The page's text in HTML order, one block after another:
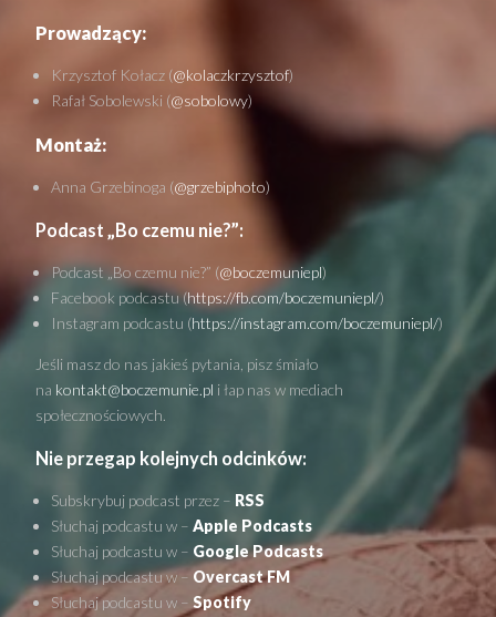
Prowadzący:
Krzysztof Kołacz (@kolaczkrzysztof)
Rafał Sobolewski (@sobolowy)
Montaż:
Anna Grzebinoga (@grzebiphoto)
Podcast „Bo czemu nie?”:
Podcast „Bo czemu nie?” (@boczemuniepl)
Facebook podcastu (https://fb.com/boczemuniepl/)
Instagram podcastu (https://instagram.com/boczemuniepl/)
Jeśli masz do nas jakieś pytania, pisz śmiało
na kontakt@boczemunie.pl i łap nas w mediach
społecznościowych.
Nie przegap kolejnych odcinków:
Subskrybuj podcast przez – RSS
Słuchaj podcastu w – Apple Podcasts
Słuchaj podcastu w – Google Podcasts
Słuchaj podcastu w – Overcast FM
Słuchaj podcastu w – Spotify